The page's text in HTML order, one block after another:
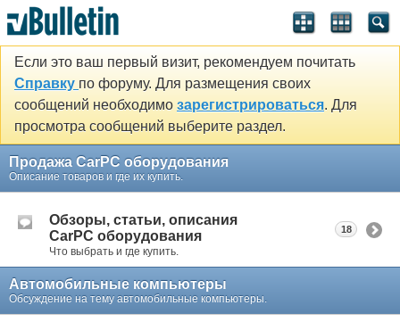
Если это ваш первый визит, рекомендуем почитать
Справку по форуму. Для размещения своих
сообщений необходимо зарегистрироваться. Для
просмотра сообщений выберите раздел.
Продажа CarPC оборудования
Описание товаров и где их купить.
Обзоры, статьи, описания
CarPC оборудования
Что выбрать и где купить.
18
Автомобильные компьютеры
Обсуждение на тему автомобильные компьютеры.